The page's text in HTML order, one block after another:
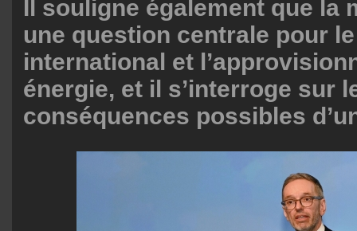
Il souligne également que la
une question centrale pour
international et
énergie, et il s’interroge sur
conséquences possibles